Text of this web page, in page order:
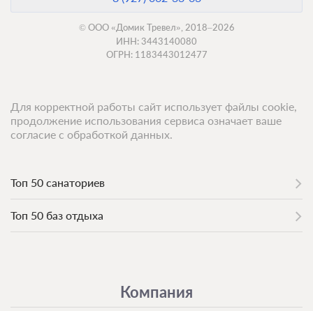
© ООО «Домик Тревел», 2018–2026
ИНН: 3443140080
ОГРН: 1183443012477
Топ 50 санаториев
Топ 50 баз отдыха
Компания
Для корректной работы сайт использует файлы cookie,
продолжение использования сервиса означает ваше
согласие с обработкой данных.